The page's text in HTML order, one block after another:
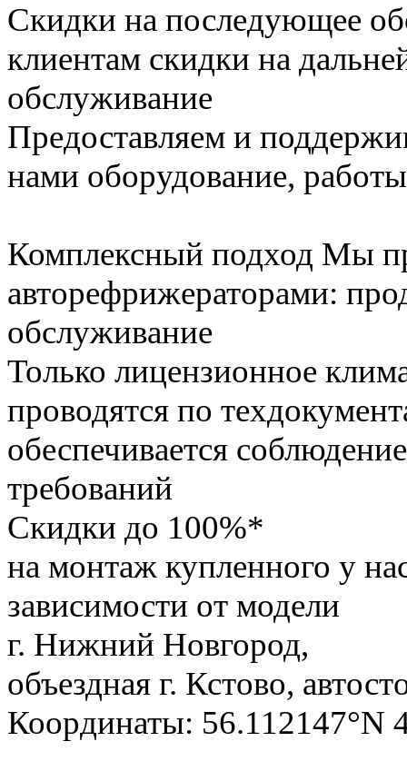
Скидки на последующее
клиентам скидки на
обслуживание
Предоставляем и
нами оборудование,
Комплексный подход Мы
авторефрижераторами:
обслуживание
Только лицензионное
проводятся по
обеспечивается
требований
Скидки до 100%*
на монтаж купленного у
зависимости от модели
г. Нижний Новгород,
объездная г. Кстово,
Координаты: 56.112147°N